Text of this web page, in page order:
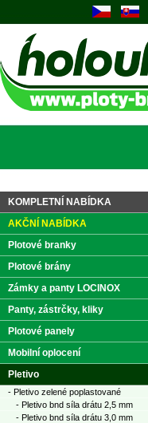
KOMPLETNÍ NABÍDKA
AKČNÍ NABÍDKA
Plotové branky
Plotové brány
Zámky a panty LOCINOX
Panty, zástrčky, kliky
Plotové panely
Mobilní oplocení
Pletivo
- Pletivo zelené poplastované
- Pletivo bnd síla drátu 2,5 mm
- Pletivo bnd síla drátu 3,0 mm